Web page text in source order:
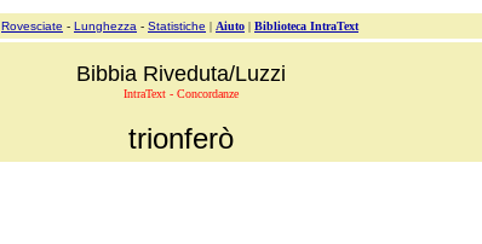
Rovesciate - Lunghezza - Statistiche | Aiuto | Biblioteca IntraText
Bibbia Riveduta/Luzzi
IntraText - Concordanze
trionferò